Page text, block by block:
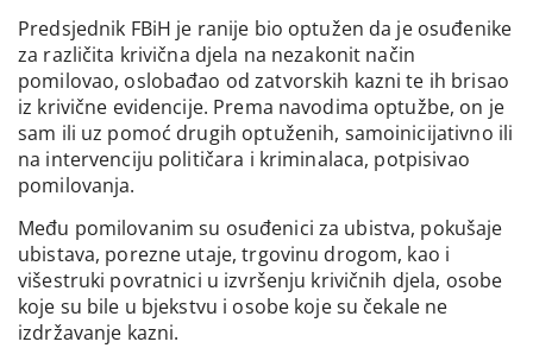
Predsjednik FBiH je ranije bio optužen da je osuđenike
za različita krivična djela na nezakonit način
pomilovao, oslobađao od zatvorskih kazni te ih brisao
iz krivične evidencije. Prema navodima optužbe, on je
sam ili uz pomoć drugih optuženih, samoinicijativno ili
na intervenciju političara i kriminalaca, potpisivao
pomilovanja.
Među pomilovanim su osuđenici za ubistva, pokušaje
ubistava, porezne utaje, trgovinu drogom, kao i
višestruki povratnici u izvršenju krivičnih djela, osobe
koje su bile u bjekstvu i osobe koje su čekale ne
izdržavanje kazni.